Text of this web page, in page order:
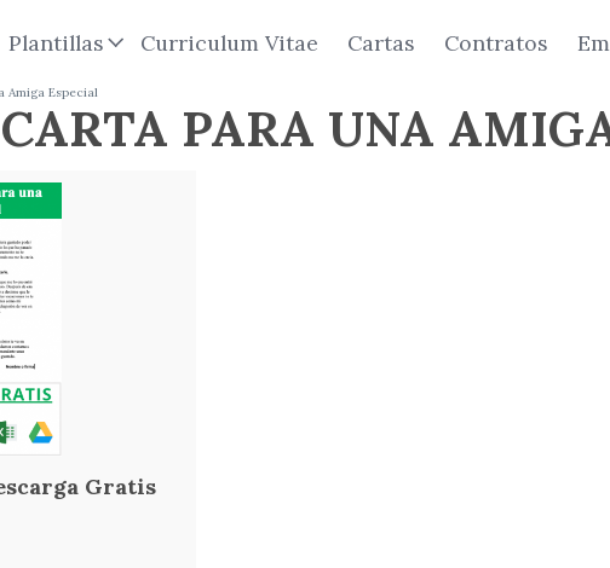
Plantillas Curriculum Vitae Cartas Contratos
Amiga Especial
CARTA PARA UNA
Gratis